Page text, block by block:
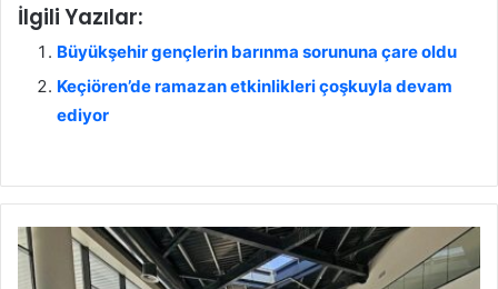
İlgili Yazılar:
Büyükşehir gençlerin barınma sorununa çare oldu
Keçiören’de ramazan etkinlikleri çoşkuyla devam
ediyor
Y